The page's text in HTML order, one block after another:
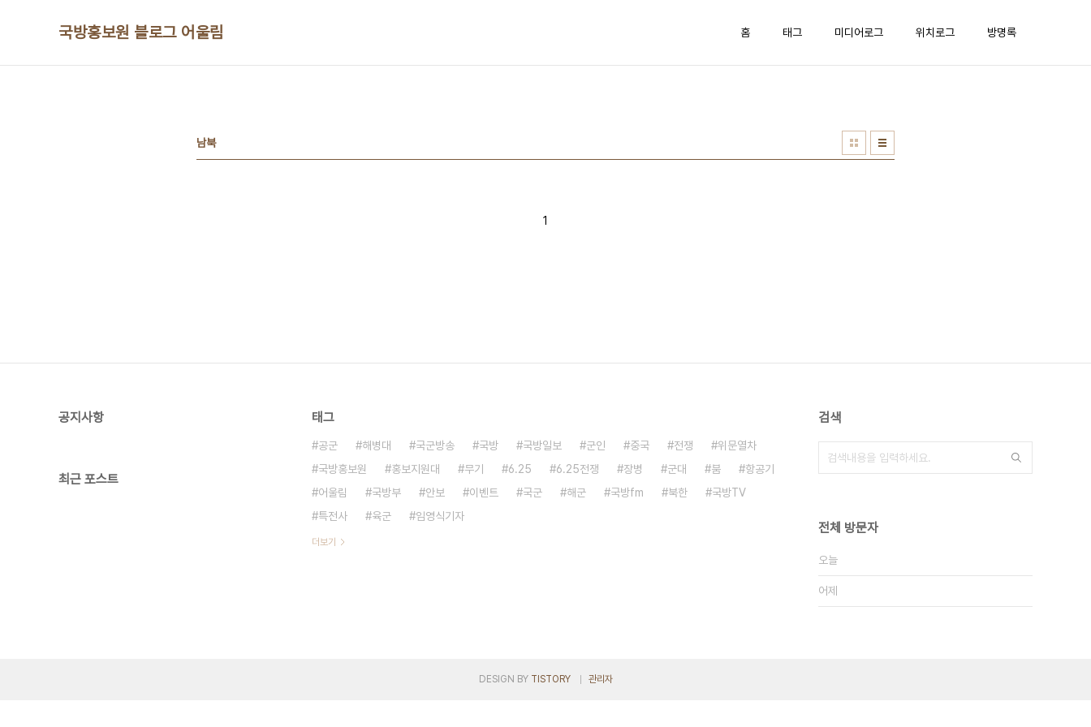
국방홍보원 블로그 어울림 홈 태그 미디어로그 위치로그 방명록
남북
1
공지사항
최근 포스트
태그
공군 해병대 국군방송 국방 국방일보 군인 중국 전쟁
위문열차
국방홍보원
홍보지원대 무기 6.25 6.25전쟁 장병 군대 붐
항공기
어울림
국방부 안보 이벤트 국군 해군 국방fm 북한
국방TV
특전사
육군 임영식기자
더보기
검색
전체 방문자
오늘
어제
DESIGN BY TISTORY 관리자